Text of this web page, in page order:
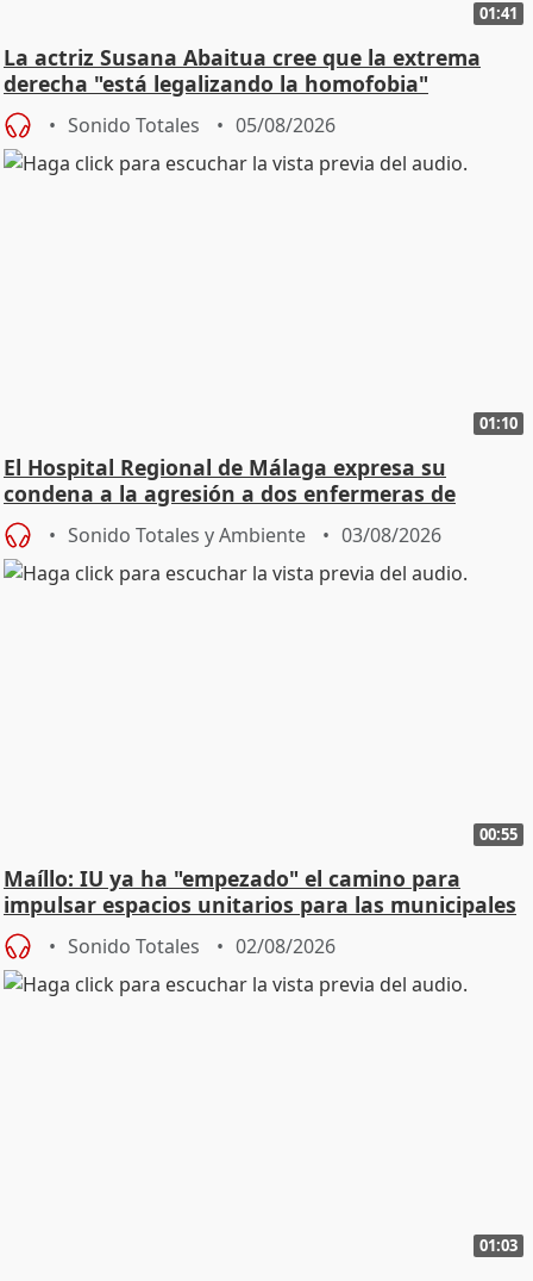
01:41
La actriz Susana Abaitua cree que la extrema
derecha "está legalizando la homofobia"
Sonido Totales 05/08/2026
01:10
El Hospital Regional de Málaga expresa su
condena a la agresión a dos enfermeras de
Urgencias
Sonido Totales y Ambiente 03/08/2026
00:55
Maíllo: IU ya ha "empezado" el camino para
impulsar espacios unitarios para las municipales
Sonido Totales 02/08/2026
01:03